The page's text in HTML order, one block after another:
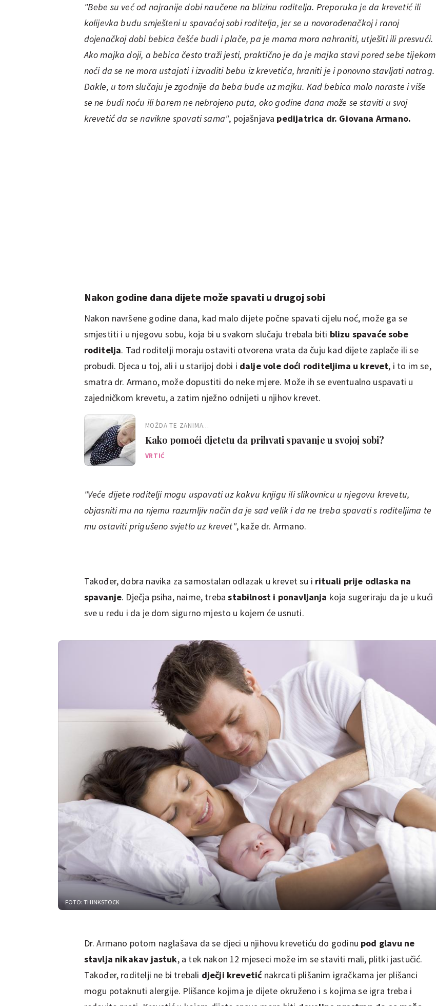
"Bebe su već od najranije dobi naučene na blizinu roditelja. Preporuka je da krevetić ili
kolijevka budu smješteni u spavaćoj sobi roditelja, jer se u novorođenačkoj i ranoj
dojenačkoj dobi bebica češće budi i plače, pa je mama mora nahraniti, utješiti ili presvući.
Ako majka doji, a bebica često traži jesti, praktično je da je majka stavi pored sebe tijekom
noći da se ne mora ustajati i izvaditi bebu iz krevetića, hraniti je i ponovno stavljati natrag.
Dakle, u tom slučaju je zgodnije da beba bude uz majku. Kad bebica malo naraste i više
se ne budi noću ili barem ne nebrojeno puta, oko godine dana može se staviti u svoj
krevetić da se navikne spavati sama", pojašnjava pedijatrica dr. Giovana Armano.
Nakon godine dana dijete može spavati u drugoj sobi
Nakon navršene godine dana, kad malo dijete počne spavati cijelu noć, može ga se
smjestiti i u njegovu sobu, koja bi u svakom slučaju trebala biti blizu spavaće sobe
roditelja. Tad roditelji moraju ostaviti otvorena vrata da čuju kad dijete zaplače ili se
probudi. Djeca u toj, ali i u starijoj dobi i dalje vole doći roditeljima u krevet, i to im se,
smatra dr. Armano, može dopustiti do neke mjere. Može ih se eventualno uspavati u
zajedničkom krevetu, a zatim nježno odnijeti u njihov krevet.
MOŽDA TE ZANIMA...
Kako pomoći djetetu da prihvati spavanje u svojoj sobi?
VRTIĆ
"Veće dijete roditelji mogu uspavati uz kakvu knjigu ili slikovnicu u njegovu krevetu,
objasniti mu na njemu razumljiv način da je sad velik i da ne treba spavati s roditeljima te
mu ostaviti prigušeno svjetlo uz krevet", kaže dr. Armano.
Također, dobra navika za samostalan odlazak u krevet su i rituali prije odlaska na
spavanje. Dječja psiha, naime, trebastabilnost i ponavljanja koja sugeriraju da je u kući
sve u redu i da je dom sigurno mjesto u kojem će usnuti.
FOTO: THINKSTOCK
Dr. Armano potom naglašava da se djeci u njihovu krevetiću do godinu pod glavu ne
stavlja nikakav jastuk, a tek nakon 12 mjeseci može im se staviti mali, plitki jastučić.
Također, roditelji ne bi trebali dječji krevetić nakrcati plišanim igračkama jer plišanci
mogu potaknuti alergije. Plišance kojima je dijete okruženo i s kojima se igra treba i